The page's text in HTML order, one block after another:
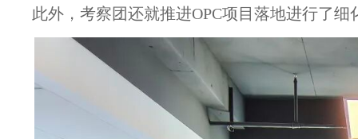
此外，考察团还就推进OPC项目落地进行了